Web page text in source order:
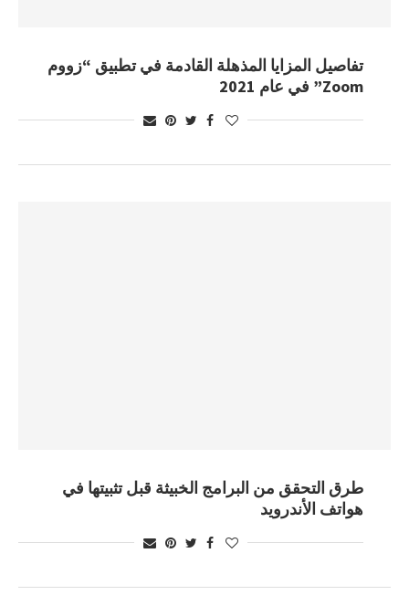
تفاصيل المزايا المذهلة القادمة في تطبيق “زووم
Zoom” في عام 2021
طرق التحقق من البرامج الخبيثة قبل تثبيتها في
هواتف الأندرويد